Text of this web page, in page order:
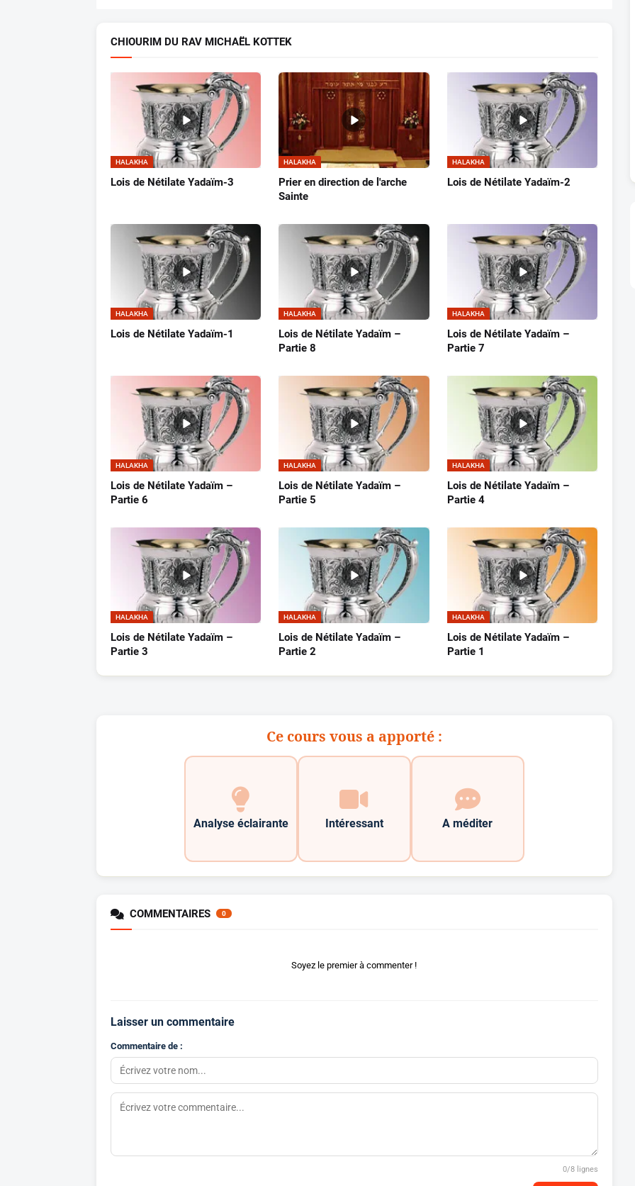
CHIOURIM DU RAV MICHAËL KOTTEK
HALAKHA
Lois de Nétilate Yadaïm-3
HALAKHA
Prier en direction de l'arche
Sainte
HALAKHA
Lois de Nétilate Yadaïm-2
HALAKHA
Lois de Nétilate Yadaïm-1
HALAKHA
Lois de Nétilate Yadaïm –
Partie 8
HALAKHA
Lois de Nétilate Yadaïm –
Partie 7
HALAKHA
Lois de Nétilate Yadaïm –
Partie 6
HALAKHA
Lois de Nétilate Yadaïm –
Partie 5
HALAKHA
Lois de Nétilate Yadaïm –
Partie 4
HALAKHA
Lois de Nétilate Yadaïm –
Partie 3
HALAKHA
Lois de Nétilate Yadaïm –
Partie 2
HALAKHA
Lois de Nétilate Yadaïm –
Partie 1
Ce cours vous a apporté :
Analyse éclairante Intéressant A méditer
COMMENTAIRES 0
Soyez le premier à commenter !
Laisser un commentaire
Commentaire de :
0/8 lignes